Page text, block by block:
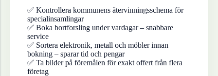
✅ Kontrollera kommunens återvinningsschema för
specialinsamlingar
✅ Boka bortforsling under vardagar – snabbare
service
✅ Sortera elektronik, metall och möbler innan
bokning – sparar tid och pengar
✅ Ta bilder på föremålen för exakt offert från flera
företag